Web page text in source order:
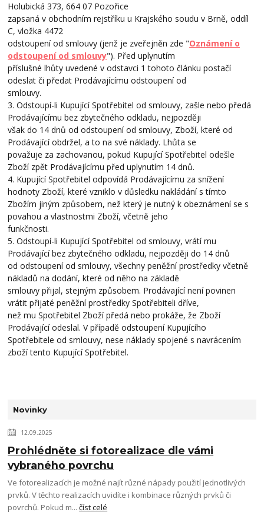
Novinky
12.09.2025
Prohlédněte si fotorealizace dle vámi
vybraného povrchu
Ve fotorealizacích je možné najít různé nápady použití jednotlivých
prvků. V těchto realizacích uvidíte i kombinace různých prvků či
povrchů. Pokud m...číst celé
Holubická 373, 664 07 Pozořice
zapsaná v obchodním rejstříku u Krajského soudu v Brně, oddíl
C, vložka 4472
odstoupení od smlouvy (jenž je zveřejněn zde "Oznámení o
odstoupení od smlouvy"). Před uplynutím
příslušné lhůty uvedené v odstavci 1 tohoto článku postačí
odeslat či předat Prodávajícímu odstoupení od
smlouvy.
3. Odstoupí-li Kupující Spotřebitel od smlouvy, zašle nebo předá
Prodávajícímu bez zbytečného odkladu, nejpozději
však do 14 dnů od odstoupení od smlouvy, Zboží, které od
Prodávající obdržel, a to na své náklady. Lhůta se
považuje za zachovanou, pokud Kupující Spotřebitel odešle
Zboží zpět Prodávajícímu před uplynutím 14 dnů.
4. Kupující Spotřebitel odpovídá Prodávajícímu za snížení
hodnoty Zboží, které vzniklo v důsledku nakládání s tímto
Zbožím jiným způsobem, než který je nutný k obeznámení se s
povahou a vlastnostmi Zboží, včetně jeho
funkčnosti.
5. Odstoupí-li Kupující Spotřebitel od smlouvy, vrátí mu
Prodávající bez zbytečného odkladu, nejpozději do 14 dnů
od odstoupení od smlouvy, všechny peněžní prostředky včetně
nákladů na dodání, které od něho na základě
smlouvy přijal, stejným způsobem. Prodávající není povinen
vrátit přijaté peněžní prostředky Spotřebiteli dříve,
než mu Spotřebitel Zboží předá nebo prokáže, že Zboží
Prodávající odeslal. V případě odstoupení Kupujícího
Spotřebitele od smlouvy, nese náklady spojené s navrácením
zboží tento Kupující Spotřebitel.